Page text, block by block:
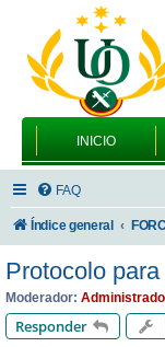
INICIO
FAQ
Índice general
Protocolo
Moderador:
Responder